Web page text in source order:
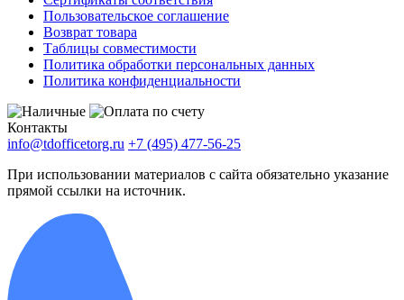
Пользовательское соглашение
Возврат товара
Таблицы совместимости
Политика обработки персональных данных
Политика конфиденциальности
Контакты
info@tdofficetorg.ru +7 (495) 477-56-25
При использовании материалов с сайта обязательно указание
прямой ссылки на источник.